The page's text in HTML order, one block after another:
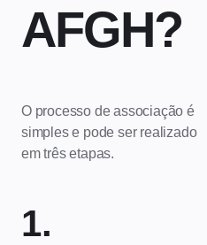
AFGH?
O processo de associação é
simples e pode ser realizado
em três etapas.
1.